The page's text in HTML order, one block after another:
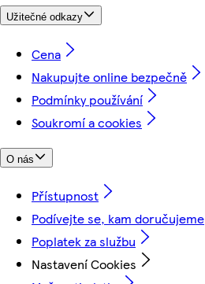
Užitečné odkazy
Cena
Nakupujte online bezpečně
Podmínky používání
Soukromí a cookies
O nás
Přístupnost
Podívejte se, kam doručujeme
Poplatek za službu
Nastavení Cookies